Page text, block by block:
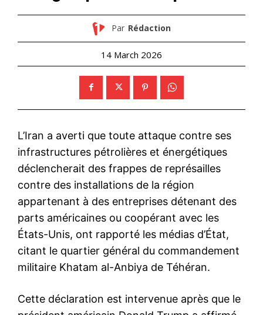
Par Rédaction
14 March 2026
L’Iran a averti que toute attaque contre ses
infrastructures pétrolières et énergétiques
déclencherait des frappes de représailles
contre des installations de la région
appartenant à des entreprises détenant des
parts américaines ou coopérant avec les
États-Unis, ont rapporté les médias d’État,
citant le quartier général du commandement
militaire Khatam al-Anbiya de Téhéran.
Cette déclaration est intervenue après que le